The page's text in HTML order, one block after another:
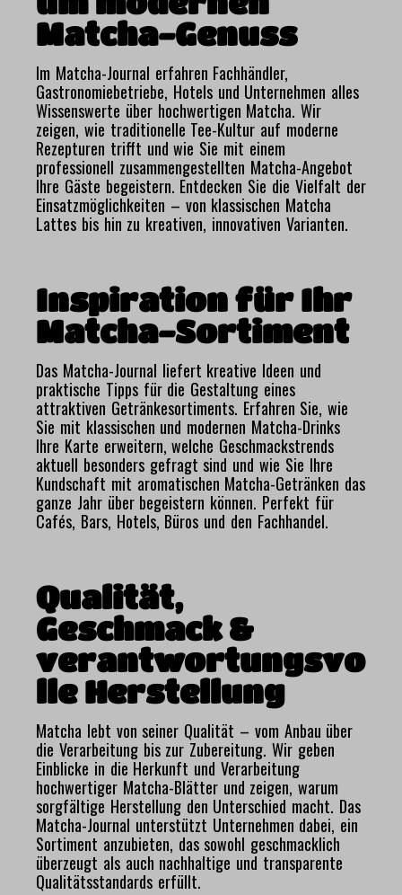
Matcha-Genuss
Im Matcha-Journal erfahren Fachhändler,
Gastronomiebetriebe, Hotels und Unternehmen alles
Wissenswerte über hochwertigen Matcha. Wir
zeigen, wie traditionelle Tee-Kultur auf moderne
Rezepturen trifft und wie Sie mit einem
professionell zusammengestellten Matcha-Angebot
Ihre Gäste begeistern. Entdecken Sie die Vielfalt der
Einsatzmöglichkeiten – von klassischen Matcha
Lattes bis hin zu kreativen, innovativen Varianten.
Inspiration für Ihr
Matcha-Sortiment
Das Matcha-Journal liefert kreative Ideen und
praktische Tipps für die Gestaltung eines
attraktiven Getränkesortiments. Erfahren Sie, wie
Sie mit klassischen und modernen Matcha-Drinks
Ihre Karte erweitern, welche Geschmackstrends
aktuell besonders gefragt sind und wie Sie Ihre
Kundschaft mit aromatischen Matcha-Getränken das
ganze Jahr über begeistern können. Perfekt für
Cafés, Bars, Hotels, Büros und den Fachhandel.
Qualität,
Geschmack &
verantwortungsvo
lle Herstellung
Matcha lebt von seiner Qualität – vom Anbau über
die Verarbeitung bis zur Zubereitung. Wir geben
Einblicke in die Herkunft und Verarbeitung
hochwertiger Matcha-Blätter und zeigen, warum
sorgfältige Herstellung den Unterschied macht. Das
Matcha-Journal unterstützt Unternehmen dabei, ein
Sortiment anzubieten, das sowohl geschmacklich
überzeugt als auch nachhaltige und transparente
Qualitätsstandards erfüllt.